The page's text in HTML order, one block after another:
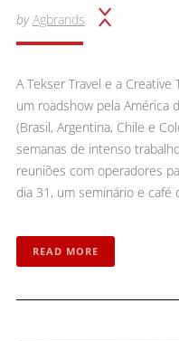
by Agbrands
A Tekser Travel e a
um roadshow pela América
(Brasil, Argentina, Chile e
semanas de intenso
reuniões com operadores
dia 31, um seminário e
READ MORE